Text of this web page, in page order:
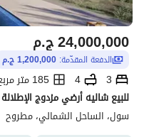
ج.م24,000,000
الدفعة المقدّمة: 1,200,000 ج.م
3
4
185 متر مربع
سول، الساحل الشمالي، مطروح